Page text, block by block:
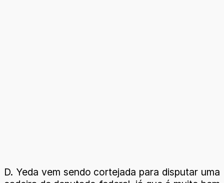
D. Yeda vem sendo cortejada para disputar uma